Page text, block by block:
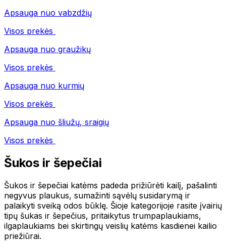
Apsauga nuo vabzdžių
Visos prekės
Apsauga nuo graužikų
Visos prekės
Apsauga nuo kurmių
Visos prekės
Apsauga nuo šliužų, sraigių
Visos prekės
Šukos ir šepečiai
Šukos ir šepečiai katėms padeda prižiūrėti kailį, pašalinti
negyvus plaukus, sumažinti sąvėlų susidarymą ir
palaikyti sveiką odos būklę. Šioje kategorijoje rasite įvairių
tipų šukas ir šepečius, pritaikytus trumpaplaukiams,
ilgaplaukiams bei skirtingų veislių katėms kasdienei kailio
priežiūrai.